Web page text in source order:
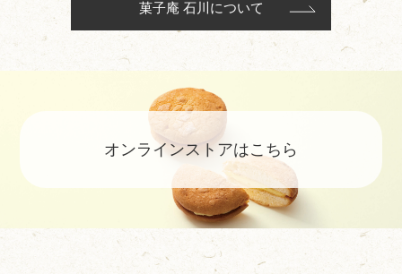
菓子庵 石川について
オンラインストアはこちら